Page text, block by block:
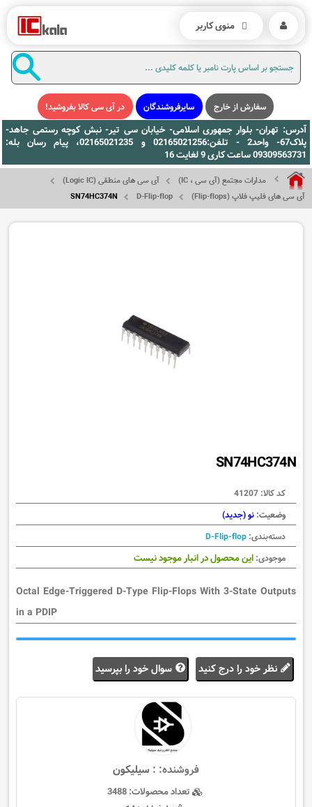
سفارش از خارج سایرفروشندگان در آی سی کالا بفروشید!
آدرس: تهران- بلوار جمهوری اسلامی- خیابان سی تیر- نبش کوچه رستمی جاهد-
پلاک67- واحد2 - تلفن:02165021256 و 02165021235، پیام رسان بله:
09309563731 ساعت کاری 9 لغایت 16
مدارات مجتمع (آی سی ، IC)
آی سی های منطقی (Logic IC)
آی سی های فلیپ فلاپ (Flip-flops)
D-Flip-flop
SN74HC374N
SN74HC374N
کد کالا: 41207
وضعیت: نو (جدید)
دسته‌بندی: D-Flip-flop
موجودی: این محصول در انبار موجود نیست
Octal Edge-Triggered D-Type Flip-Flops With 3-State Outputs
in a PDIP
نظر خود را درج کنید سوال خود را بپرسید
فروشنده: : سيليكون
تعداد محصولات:3488
منوی کاربر